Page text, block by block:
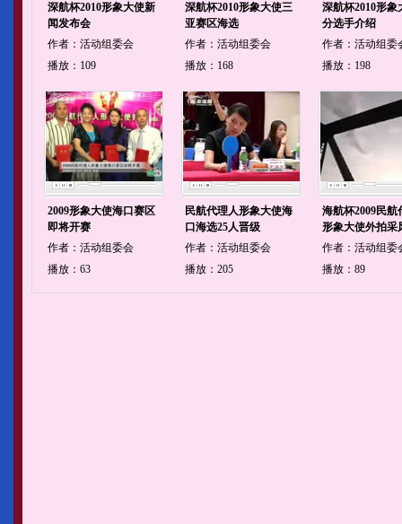
深航杯2010形象大使新
闻发布会
作者：活动组委会
播放：109
深航杯2010形象大使三
亚赛区海选
作者：活动组委会
播放：168
深航杯2010形象
分选手介绍
作者：活动组委
播放：198
2009形象大使海口赛区
即将开赛
作者：活动组委会
播放：63
民航代理人形象大使海
口海选25人晋级
作者：活动组委会
播放：205
海航杯2009民航
形象大使外拍采
作者：活动组委
播放：89